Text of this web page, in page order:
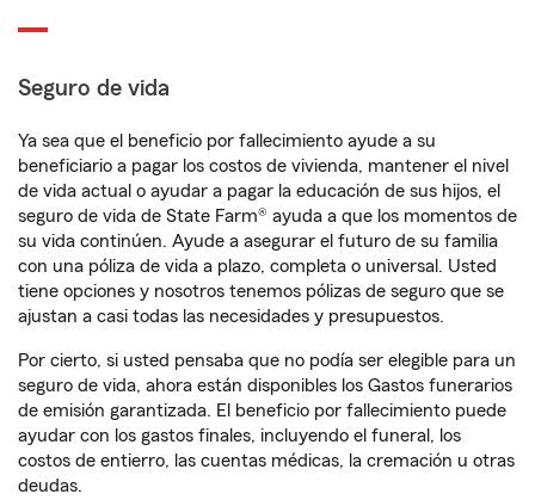
Seguro de vida
Ya sea que el beneficio por fallecimiento ayude a su
beneficiario a pagar los costos de vivienda, mantener el nivel
de vida actual o ayudar a pagar la educación de sus hijos, el
seguro de vida de State Farm® ayuda a que los momentos de
su vida continúen. Ayude a asegurar el futuro de su familia
con una póliza de vida a plazo, completa o universal. Usted
tiene opciones y nosotros tenemos pólizas de seguro que se
ajustan a casi todas las necesidades y presupuestos.
Por cierto, si usted pensaba que no podía ser elegible para un
seguro de vida, ahora están disponibles los Gastos funerarios
de emisión garantizada. El beneficio por fallecimiento puede
ayudar con los gastos finales, incluyendo el funeral, los
costos de entierro, las cuentas médicas, la cremación u otras
deudas.